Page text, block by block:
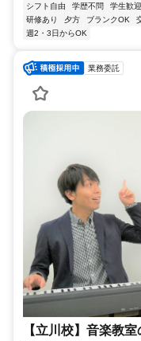
シフト自由
学歴不問 学生歓迎
研修あり
夕方 ブランクOK
週2・3日からOK
業務委託
【立川校】音楽教